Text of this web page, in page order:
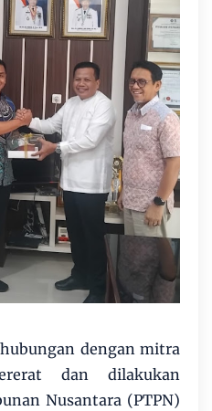
dengan mitra
dan dilakukan
Nusantara (PTPN)